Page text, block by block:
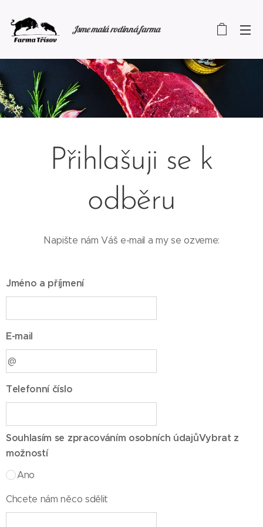
Jsme malá rodinná farma
Přihlašuji se k
odběru
Napište nám Váš e-mail a my se ozveme:
Jméno a příjmení
E-mail
Telefonní číslo
Souhlasím se zpracováním osobních údajůVybrat z
možností
Ano
Chcete nám něco sdělit